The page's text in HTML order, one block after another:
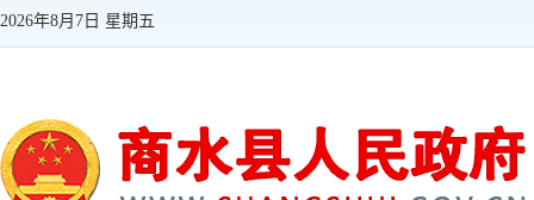
2026年8月7日 星期五